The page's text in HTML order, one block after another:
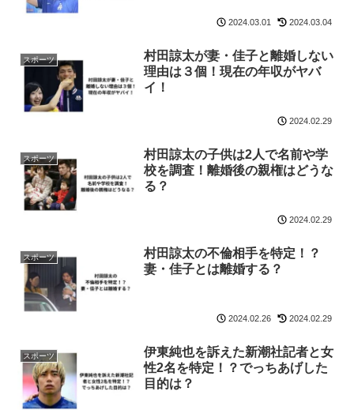
2024.03.01 2024.03.04
スポーツ
村田諒太が妻・佳子と離婚しない
理由は３個！現在の年収がヤバ
イ！
2024.02.29
スポーツ
村田諒太の子供は2人で名前や学
校を調査！離婚後の親権はどうな
る？
2024.02.29
スポーツ
村田諒太の不倫相手を特定！？
妻・佳子とは離婚する？
2024.02.26 2024.02.29
スポーツ
伊東純也を訴えた新潮社記者と女
性2名を特定！？でっちあげした
目的は？